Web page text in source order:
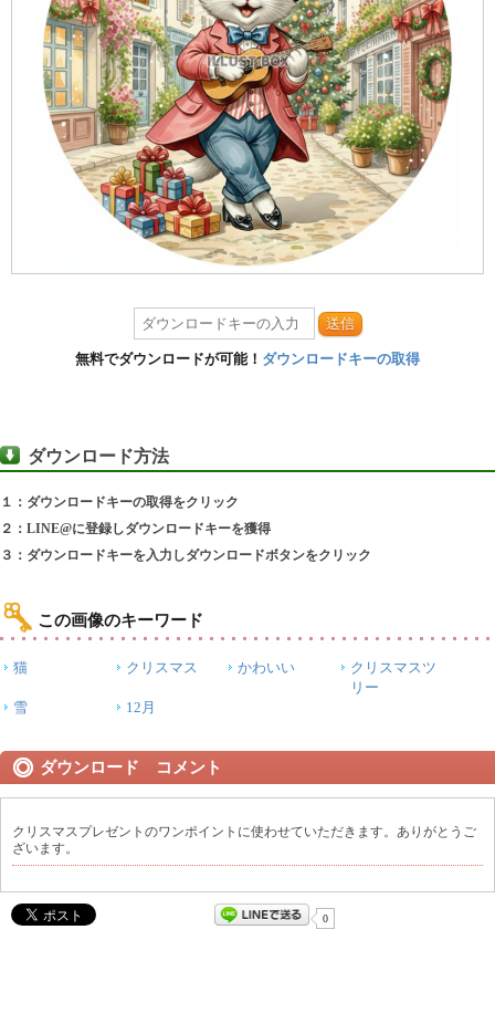
送信
無料でダウンロードが可能！ ダウンロードキーの取得
ダウンロード方法
１：ダウンロードキーの取得をクリック
２：LINE@に登録しダウンロードキーを獲得
３：ダウンロードキーを入力しダウンロードボタンをクリック
この画像のキーワード
猫 クリスマス かわいい
クリスマスツ
リー
雪
12月
ダウンロード コメント
クリスマスプレゼントのワンポイントに使わせていただきます。ありがとうご
ざいます。
0